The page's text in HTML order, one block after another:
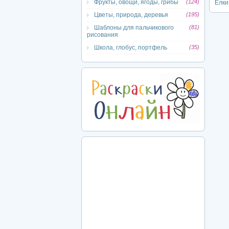
Фрукты, овощи, ягоды, грибы (124)
Цветы, природа, деревья (195)
Шаблоны для пальчикового
рисования
(81)
Школа, глобус, портфель (35)
Ёлки